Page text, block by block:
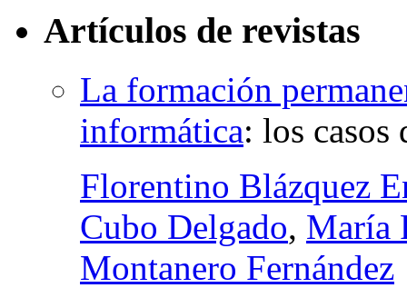
Artículos de revistas
La formación
informática: los casos
Florentino Blázquez
Cubo Delgado, María
Montanero Fernández